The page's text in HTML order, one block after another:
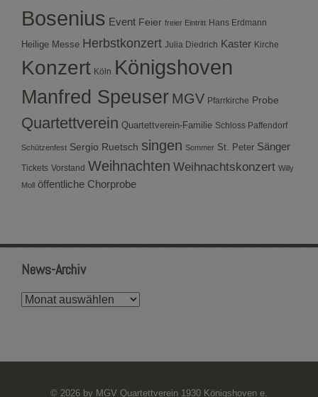
Bosenius Event Feier freier Eintritt Hans Erdmann
Heilige Messe Herbstkonzert Julia Diedrich Kaster Kirche
Konzert Köln Königshoven
Manfred Speuser MGV Pfarrkirche Probe
Quartettverein Quartettverein-Familie Schloss Paffendorf
Schützenfest Sergio Ruetsch singen Sommer St. Peter Sänger
Tickets Vorstand Weihnachten Weihnachtskonzert Willy
Moll öffentliche Chorprobe
News-Archiv
News-
© 2026 by MGV Quartettverein 1930 Königshoven e.